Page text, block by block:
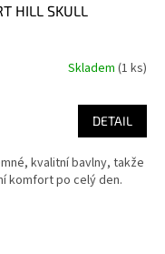
HILL SKULL
Skladem (1 ks)
DETAIL
kvalitní bavlny, takže
komfort po celý den.